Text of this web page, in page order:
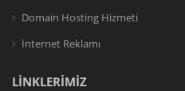
Domain Hosting Hizmeti
İnternet Reklamı
LİNKLERİMİZ